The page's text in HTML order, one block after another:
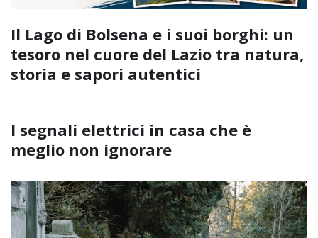
Il Lago di Bolsena e i suoi borghi: un
tesoro nel cuore del Lazio tra natura,
storia e sapori autentici
I segnali elettrici in casa che è
meglio non ignorare